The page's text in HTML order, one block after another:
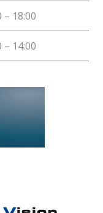
– 18:00
– 14:00